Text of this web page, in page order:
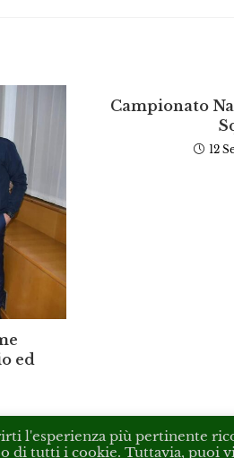
ed
Campionato
12
l'esperienza più pertinente
di tutti i cookie. Tuttavia, puoi